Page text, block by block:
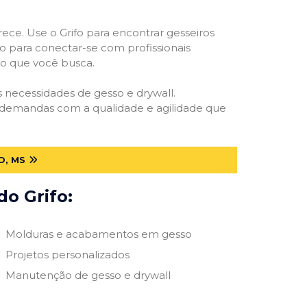
Use o Grifo para encontrar gesseiros
para conectar-se com profissionais
que você busca.
de gesso e drywall.
com a qualidade e agilidade que
MS
Grifo:
Molduras e acabamentos em gesso
Projetos personalizados
Manutenção de gesso e drywall